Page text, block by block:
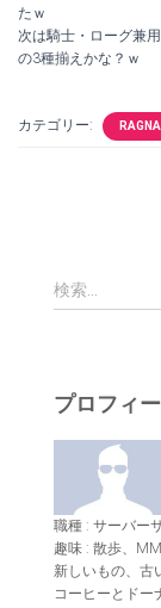
たｗ
次は騎士・ローグ兼
の3種揃えかな？ｗ
カテゴリー:
検
索
検索…
プロフィ
職種 : サーバー
趣味 : 散歩、
新しいもの、古
コーヒーとドー